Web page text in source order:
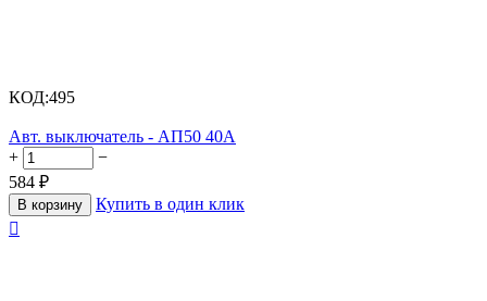
КОД:495
Авт. выключатель - АП50 40А
+
−
584 ₽
В корзину
Купить в один клик
